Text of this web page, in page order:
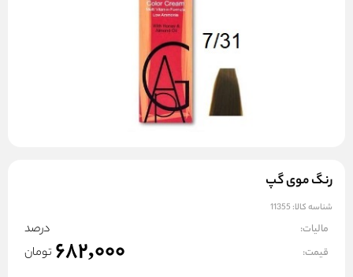
رنگ موی گپ
شناسه کالا: 11355
مالیات: درصد
قیمت: 682,000 تومان